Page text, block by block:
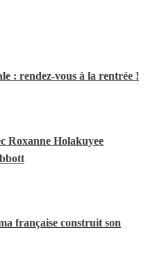
: rendez-vous à la rentrée !
Roxanne Holakuyee
française construit son